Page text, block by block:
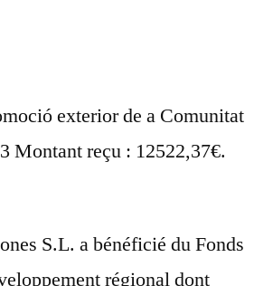
exterior de a Comunitat
Montant reçu : 12522,37€.
S.L. a bénéficié du Fonds
régional dont